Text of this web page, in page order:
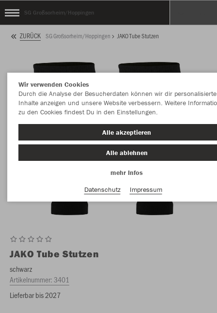
SG Großsorheim/Hoppingen
ZURÜCK SG Großsorheim/Hoppingen JAKO Tube Stutzen
JAKO Tube Stutzen
schwarz
Artikelnummer:3401
Lieferbar bis 2027
Wir verwenden Cookies
Durch die Analyse der Besucherdaten können wir dir personalisierte
Inhalte anzeigen und unsere Website verbessern. Weitere
zu den Cookies findest Du in den Einstellungen.
Alle akzeptieren
Alle ablehnen
mehr Infos
Datenschutz
Impressum